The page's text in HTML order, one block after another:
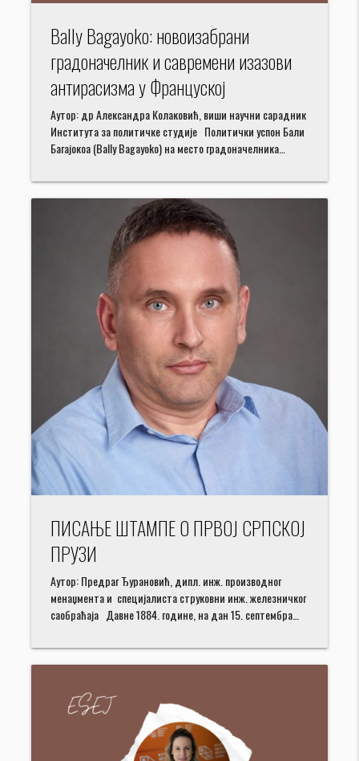
Bally Bagayoko: новоизабрани
градоначелник и савремени изазови
антирасизма у Француској
Аутор: др Александра Колаковић, виши научни сарадник
Института за политичке студије Политички успон Бали
Багајокоа (Bally Bagayoko) на место градоначелника…
ПИСАЊЕ ШТАМПЕ О ПРВОЈ СРПСКОЈ
ПРУЗИ
Аутор: Предраг Ђурановић, дипл. инж. производног
менаџмента и специјалиста струковни инж. железничког
саобраћаја Давне 1884. године, на дан 15. септембра…